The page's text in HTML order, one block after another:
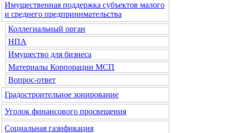
Имущественная поддержка субъектов малого
и среднего предпринимательства
Коллегиальный орган
НПА
Имущество для бизнеса
Материалы Корпорации МСП
Вопрос-ответ
Градостроительное зонирование
Уголок финансового просвещения
Социальная газификация